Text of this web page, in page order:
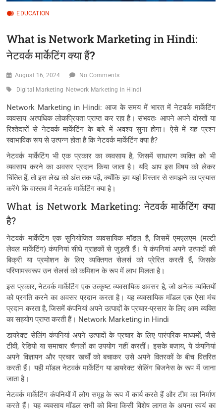
EDUCATION
What is Network Marketing in Hindi:
नेटवर्क मार्केटिंग क्या हैं?
August 16, 2024 No Comments
Digital Marketing Network Marketing in Hindi
Network Marketing in Hindi: आज के समय में भारत में नेटवर्क मार्केटिंग
व्यवसाय अत्यधिक लोकप्रियता प्राप्त कर रहा है। संभवतः आपने अपने दोस्तों या
रिश्तेदारों से नेटवर्क मार्केटिंग के बारे में अवश्य सुना होगा। ऐसे में यह प्रश्न
स्वाभाविक रूप से उत्पन्न होता है कि नेटवर्क मार्केटिंग क्या है?
नेटवर्क मार्केटिंग भी एक प्रकार का व्यवसाय है, जिसमें साधारण व्यक्ति को भी
व्यवसाय करने का अवसर प्रदान किया जाता है। यदि आप इस विषय को लेकर
चिंतित हैं, तो इस लेख को अंत तक पढ़ें, क्योंकि हम यहां विस्तार से समझने का प्रयास
करेंगे कि वास्तव में नेटवर्क मार्केटिंग क्या है।
What is Network Marketing: नेटवर्क मार्केटिंग क्या
है?
नेटवर्क मार्केटिंग एक सुनियोजित व्यवसायिक मॉडल है, जिसमें एमएलएम (मल्टी
लेवल मार्केटिंग) कंपनियां सीधे ग्राहकों से जुड़ती हैं। ये कंपनियां अपने उत्पादों की
बिक्री या प्रमोशन के लिए व्यक्तिगत सेलर्स को प्रेरित करती हैं, जिसके
परिणामस्वरूप उन सेलर्स को कमिशन के रूप में लाभ मिलता है।
इस प्रकार, नेटवर्क मार्केटिंग एक उत्कृष्ट व्यवसायिक अवसर है, जो अनेक व्यक्तियों
को प्रगति करने का अवसर प्रदान करता है। यह व्यवसायिक मॉडल एक ऐसा मंच
प्रदान करता है, जिसमें कंपनियां अपने उत्पादों के प्रचार-प्रसार के लिए आम व्यक्ति
का सहयोग प्राप्त करती हैं। Network Marketing in Hindi
डायरेक्ट सेलिंग कंपनियां अपने उत्पादों के प्रचार के लिए पारंपरिक माध्यमों, जैसे
टीवी, रेडियो या समाचार चैनलों का उपयोग नहीं करतीं। इसके बजाय, ये कंपनियां
अपने विज्ञापन और प्रचार खर्चों को बचाकर उसे अपने वितरकों के बीच वितरित
करती हैं। यही मॉडल नेटवर्क मार्केटिंग या डायरेक्ट सेलिंग बिजनेस के रूप में जाना
जाता है।
नेटवर्क मार्केटिंग कंपनियों में लोग समूह के रूप में कार्य करते हैं और टीम का निर्माण
करते हैं। यह व्यवसाय मॉडल सभी को बिना किसी विशेष लागत के अपना स्वयं का